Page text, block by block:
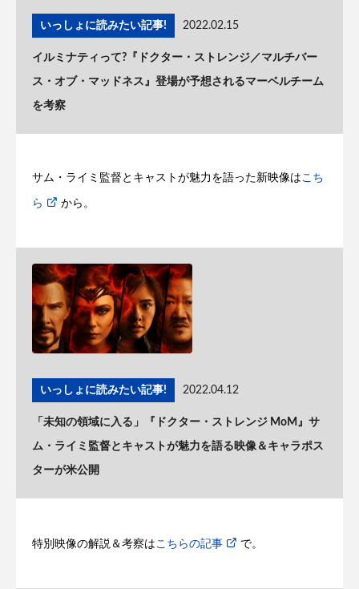
いっしょに読みたい記事! 2022.02.15
イルミナティって?『ドクター・ストレンジ／マルチバー
ス・オブ・マッドネス』登場が予想されるマーベルチーム
を考察
サム・ライミ監督とキャストが魅力を語った新映像は こち
ら から。
いっしょに読みたい記事! 2022.04.12
「未知の領域に入る」『ドクター・ストレンジ MoM』サ
ム・ライミ監督とキャストが魅力を語る映像＆キャラポス
ターが米公開
特別映像の解説＆考察はこちらの記事 で。